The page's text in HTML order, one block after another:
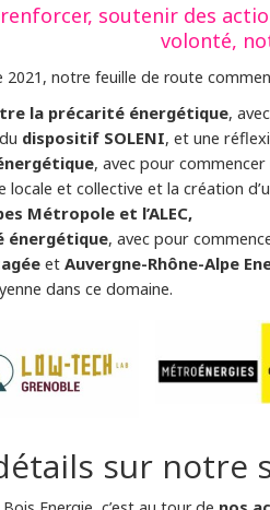
soutenir des
volonté,
2021, notre feuille de route
la précarité énergétique,
dispositif SOLENI, et une
, avec pour
locale et collective et la création
Métropole et l’ALEC,
énergétique, avec pour
etAuvergne-Rhône-Alpe
dans ce domaine.
sur notre